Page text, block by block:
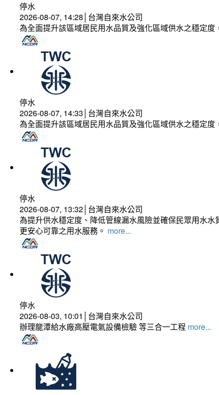
停水
2026-08-07, 14:28│台灣自來水公司
為全面提升該區域居民用水品質及強化區域供水之穩定
停水
2026-08-07, 14:33│台灣自來水公司
為全面提升該區域居民用水品質及強化區域供水之穩定
停水
2026-08-07, 13:32│台灣自來水公司
為提升供水穩定度、降低管線漏水風險並確保民眾用水
更安心可靠之用水服務。 more...
停水
2026-08-03, 10:01│台灣自來水公司
辦理龍潭給水廠高壓電氣設備檢驗 等三合一工程 more...